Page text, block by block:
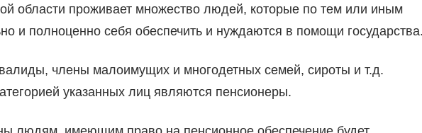
области проживает множество людей, которые по тем или иным
и полноценно себя обеспечить и нуждаются в помощи
члены малоимущих и многодетных семей, сироты и т.д.
указанных лиц являются пенсионеры.